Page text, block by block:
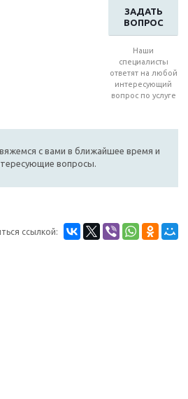
ЗАДАТЬ
ВОПРОС
Наши
специалисты
ответят на любой
интересующий
вопрос по услуге
с вами в ближайшее время и
вопросы.
ссылкой: